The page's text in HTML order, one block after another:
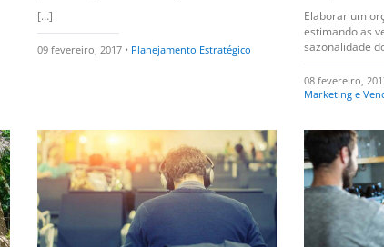
[…]
09 fevereiro, 2017 • Planejamento Estratégico
Elaborar um
estimando as
sazonalidade
08 fevereiro,
Marketing e